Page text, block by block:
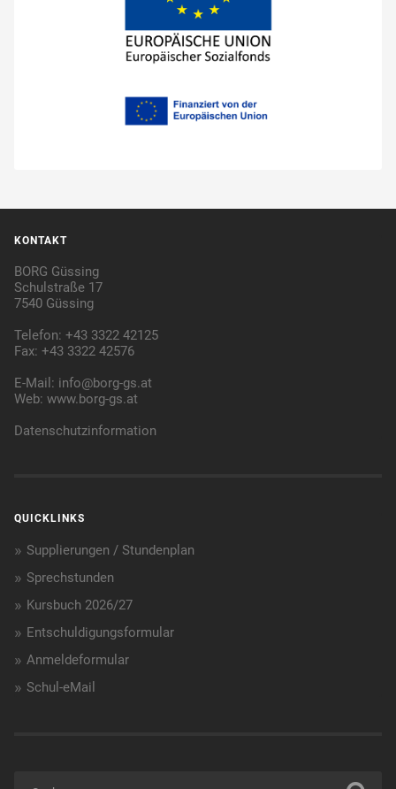
KONTAKT
BORG Güssing
Schulstraße 17
7540 Güssing
Telefon: +43 3322 42125
Fax: +43 3322 42576
E-Mail: info@borg-gs.at
Web:www.borg-gs.at
Datenschutzinformation
QUICKLINKS
Supplierungen / Stundenplan
Sprechstunden
Kursbuch 2026/27
Entschuldigungsformular
Anmeldeformular
Schul-eMail